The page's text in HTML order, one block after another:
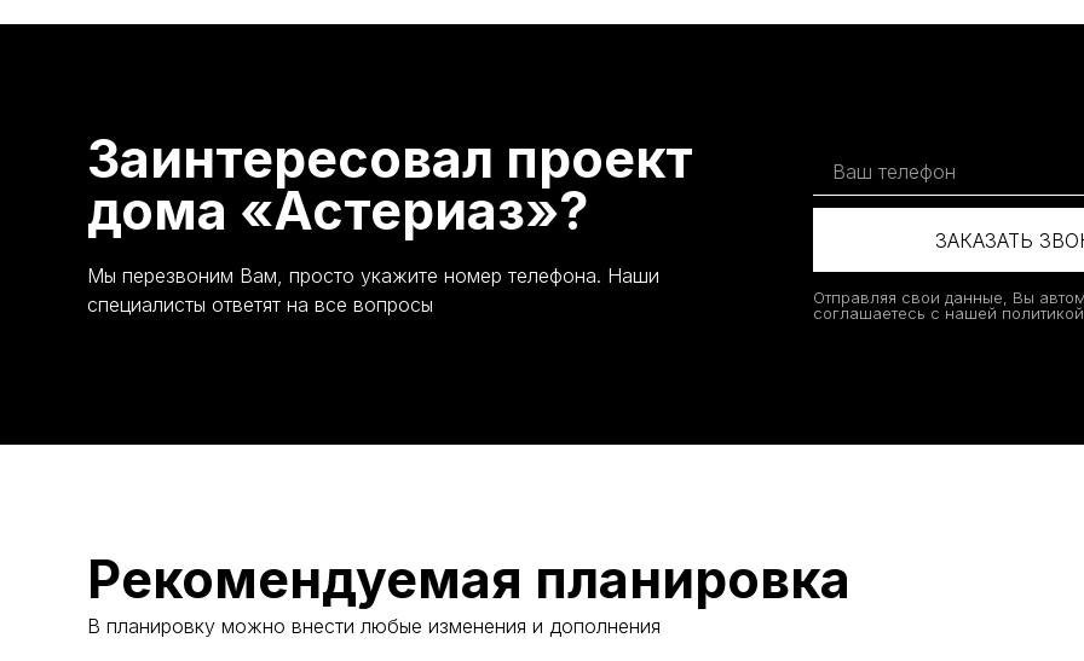
Заинтересовал проект
дома «Астериаз»?
Мы перезвоним Вам, просто укажите номер телефона. Наши
специалисты ответят на все вопросы
ЗАКАЗАТЬ
Отправляя свои данные, Вы
соглашаетесь с нашей
Рекомендуемая планировка
В планировку можно внести любые изменения и дополнения